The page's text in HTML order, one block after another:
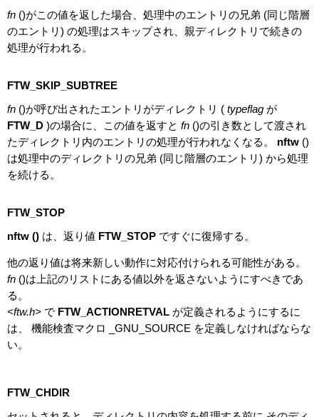
fn ()がこの値を返した場合、処理中のエントリの兄弟 (同じ階層
のエントリ) の処理はスキップされ、親ディレクトリで続きの
処理が行われる。
FTW_SKIP_SUBTREE
fn ()が呼び出されたエントリがディレクトリ ( typeflag が
FTW_D )の場合に、この値を返すと fn ()の引き数として渡され
たディレクトリ内のエントリの処理が行われなくなる。 nftw ()
は処理中のディレクトリの兄弟 (同じ階層のエントリ) から処理
を続ける。
FTW_STOP
nftw () は、返り値 FTW_STOP ですぐに復帰する。
他の返り値は将来新しい動作に対応付けられる可能性がある。
fn ()は上記のリストにある値以外を返さないようにすべきであ
る。
<ftw.h> で FTW_ACTIONRETVAL が定義されるようにするに
は、 機能検査マクロ _GNU_SOURCE を定義しなければならな
い。
FTW_CHDIR